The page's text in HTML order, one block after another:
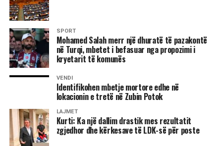
8 gusht 1995
Dhuna e përditshme në Kosovë
Hani i Elezit: –Më 4 gusht, në orët e pasditës, policia
serbe thirri për herë të tretë, Hakik Qajanin me pretekst të
armës.
Njoftohet se në polici gati për çdo ditë thirret edhe babai i
tij, Mejdiu.
Po këtë ditë, me të njëjtin pretekst, në pyetje u mor edhe
SPORT
Mohamed Salah merr një dhuratë të pazakontë
në Turqi, mbetet i befasuar nga propozimi i
kryetarit të komunës
VENDI
Identifikohen mbetje mortore edhe në
lokacionin e tretë në Zubin Potok
LAJMET
Kurti: Ka një dallim drastik mes rezultatit
zgjedhor dhe kërkesave të LDK-së për poste